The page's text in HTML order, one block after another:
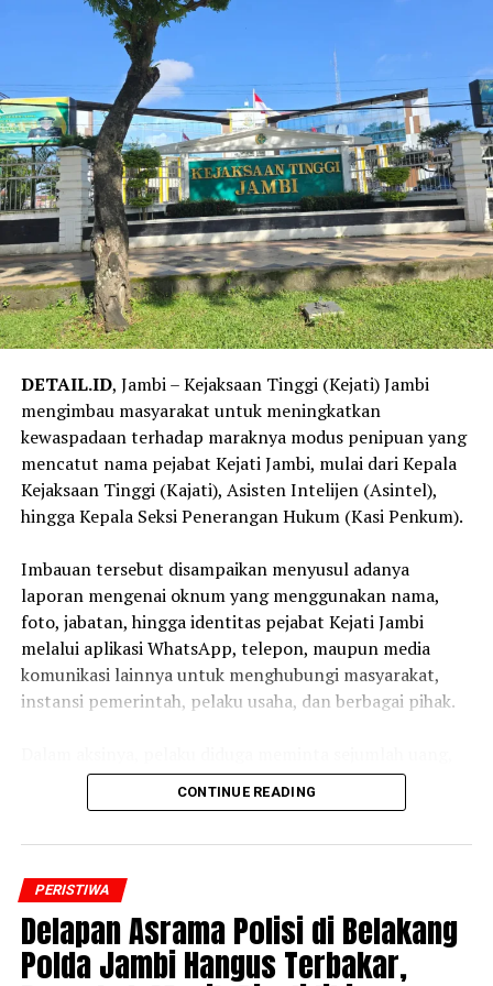
pelanggaran yang dilakukan personel,” ujarnya.
‎Meski begitu Polda Jambi juga mengimbau masyarakat
tetap menghormati proses hukum yang masih berjalan,
serta menjaga situasi keamanan dan ketertiban
masyarakat di Provinsi Jambi.
Reporter:Juan Ambarita
DETAIL.ID, Jambi – Kejaksaan Tinggi (Kejati) Jambi
mengimbau masyarakat untuk meningkatkan
kewaspadaan terhadap maraknya modus penipuan yang
mencatut nama pejabat Kejati Jambi, mulai dari Kepala
Kejaksaan Tinggi (Kajati), Asisten Intelijen (Asintel),
hingga Kepala Seksi Penerangan Hukum (Kasi Penkum).
‎Imbauan tersebut disampaikan menyusul adanya
laporan mengenai oknum yang menggunakan nama,
foto, jabatan, hingga identitas pejabat Kejati Jambi
melalui aplikasi WhatsApp, telepon, maupun media
komunikasi lainnya untuk menghubungi masyarakat,
instansi pemerintah, pelaku usaha, dan berbagai pihak.
bantuan, transfer dana, maupun kepentingan pribadi
lainnya dengan mengatasnamakan pejabat Kejaksaan.
merupakan murni penipuan dan tidak memiliki
hubungan apa pun dengan institusi Kejaksaan. Seluruh
pejabat maupun pegawai Kejati Jambi dipastikan tidak
pernah meminta uang, hadiah, bantuan, transfer dana,
CONTINUE READING
PERISTIWA
Delapan Asrama Polisi di Belakang
Polda Jambi Hangus Terbakar,